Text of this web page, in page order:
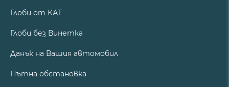
Глоби от КАТ
Глоби без Винетка
Данък на Вашия автомобил
Пътна обстановка